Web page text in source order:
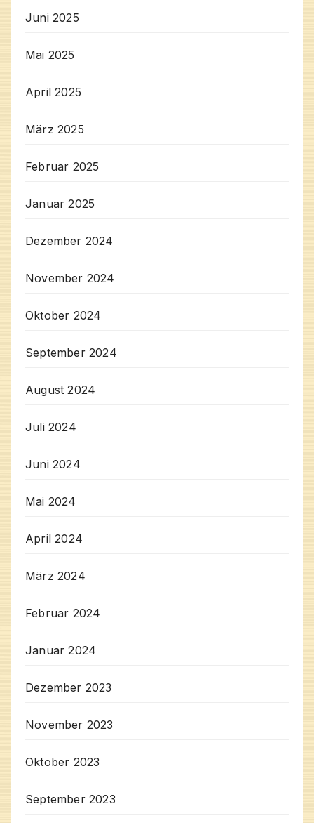
Juni 2025
Mai 2025
April 2025
März 2025
Februar 2025
Januar 2025
Dezember 2024
November 2024
Oktober 2024
September 2024
August 2024
Juli 2024
Juni 2024
Mai 2024
April 2024
März 2024
Februar 2024
Januar 2024
Dezember 2023
November 2023
Oktober 2023
September 2023